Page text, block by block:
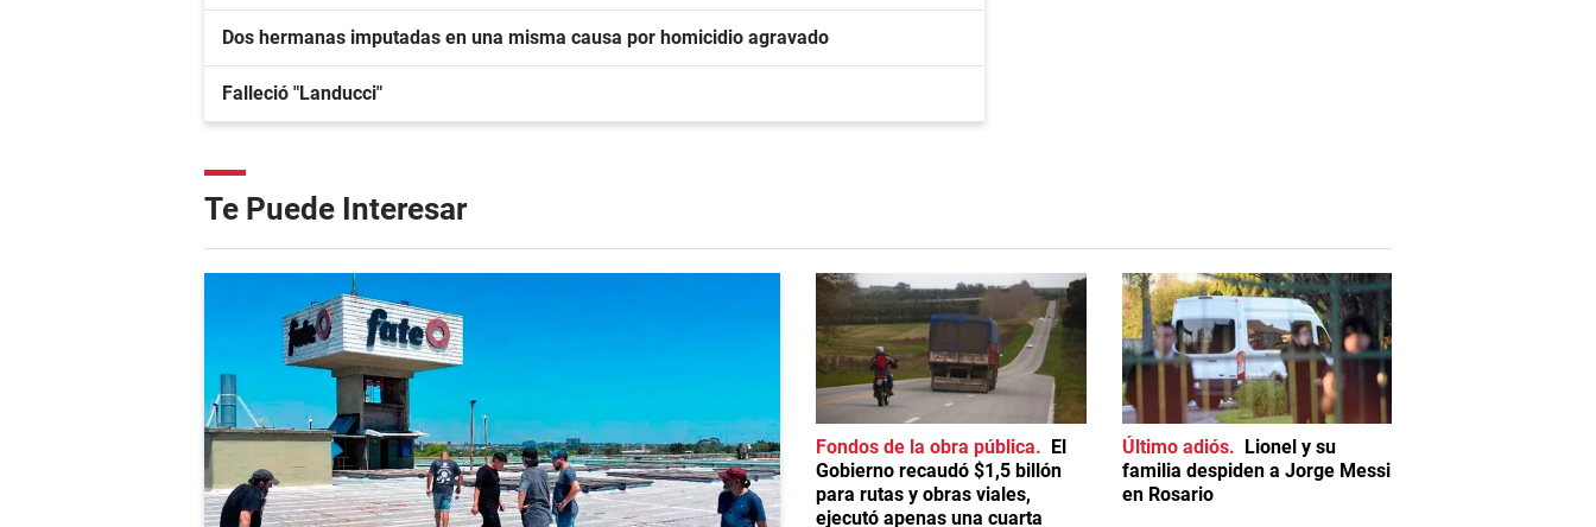
Dos hermanas imputadas en una misma causa por homicidio agravado
Falleció "Landucci"
Te Puede Interesar
Fondos de la obra pública
El
Gobierno recaudó $1,5 billón
para rutas y obras viales,
ejecutó apenas una cuarta
Último adiós
Lionel y su
familia despiden a Jorge Messi
en Rosario